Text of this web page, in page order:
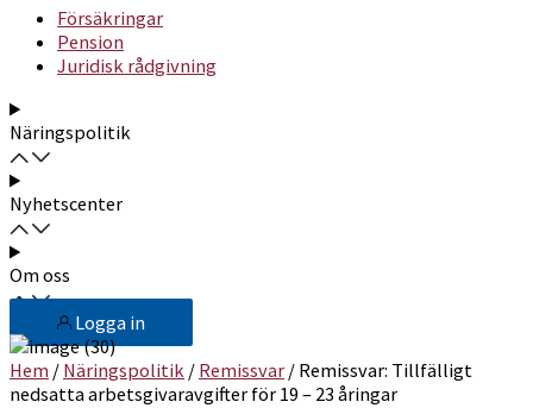
Försäkringar
Pension
Juridisk rådgivning
Näringspolitik
Nyhetscenter
Om oss
Logga in
Hem / Näringspolitik / Remissvar / Remissvar: Tillfälligt
nedsatta arbetsgivaravgifter för 19 – 23 åringar